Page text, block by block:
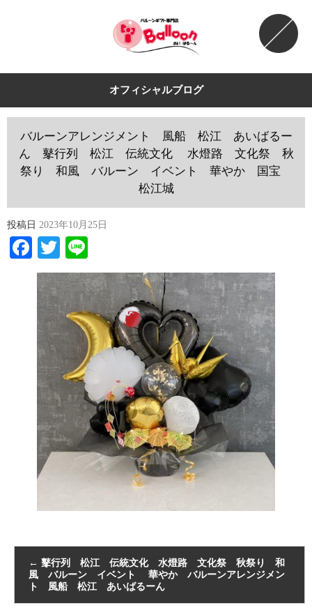
オフィシャルブログ
バルーンアレンジメント 風船 松江 あいばるー
ん 鼕行列 松江 伝統文化 水燈路 文化祭 秋
祭り 和風 バルーン イベント 華やか 国宝
松江城
投稿日 2023年10月25日
Facebook
Twitter
← 鼕行列 松江 伝統文化 水燈路 文化祭 秋祭り 和
風 バルーン イベント 華やか バルーンアレンジメン
ト 風船 松江 あいばるーん